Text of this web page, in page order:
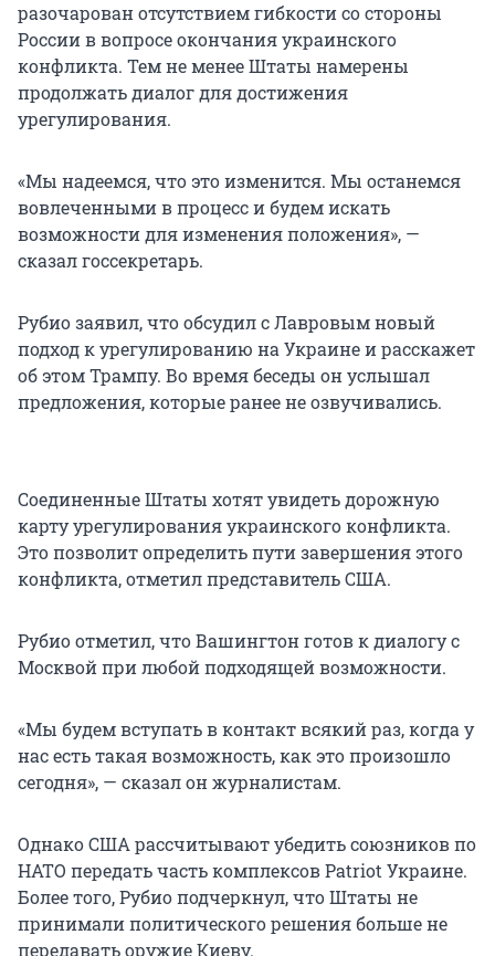
разочарован отсутствием гибкости со стороны
России в вопросе окончания украинского
конфликта. Тем не менее Штаты намерены
продолжать диалог для достижения
урегулирования.
«Мы надеемся, что это изменится. Мы останемся
вовлеченными в процесс и будем искать
возможности для изменения положения», —
сказал госсекретарь.
Рубио заявил, что обсудил с Лавровым новый
подход к урегулированию на Украине и расскажет
об этом Трампу. Во время беседы он услышал
предложения, которые ранее не озвучивались.
Соединенные Штаты хотят увидеть дорожную
карту урегулирования украинского конфликта.
Это позволит определить пути завершения этого
конфликта, отметил представитель США.
Рубио отметил, что Вашингтон готов к диалогу с
Москвой при любой подходящей возможности.
«Мы будем вступать в контакт всякий раз, когда у
нас есть такая возможность, как это произошло
сегодня», — сказал он журналистам.
Однако США рассчитывают убедить союзников по
НАТО передать часть комплексов Patriot Украине.
Более того, Рубио подчеркнул, что Штаты не
принимали политического решения больше не
передавать оружие Киеву.